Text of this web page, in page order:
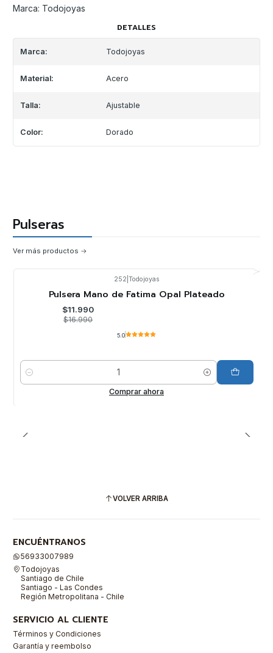
Marca: Todojoyas
DETALLES
Marca: Todojoyas
Material: Acero
Talla: Ajustable
Color: Dorado
Pulseras
Ver más productos
252 Todojoyas
Pulsera Mano de Fatima Opal Plateado
$11.990
$16.990
5.0
Cantidad
Comprar ahora
VOLVER ARRIBA
ENCUÉNTRANOS
56933007989
Todojoyas
Santiago de Chile
Santiago - Las Condes
Región Metropolitana - Chile
SERVICIO AL CLIENTE
Términos y Condiciones
Garantía y reembolso